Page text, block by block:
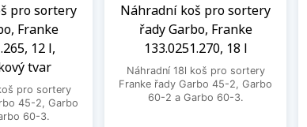
pro sortery
Franke
12 l,
tvar
pro sortery
45-2, Garbo
60-3.
Náhradní koš pro sortery
řady Garbo, Franke
133.0251.270, 18 l
Náhradní 18l koš pro sortery
Franke řady Garbo 45-2, Garbo
60-2 a Garbo 60-3.